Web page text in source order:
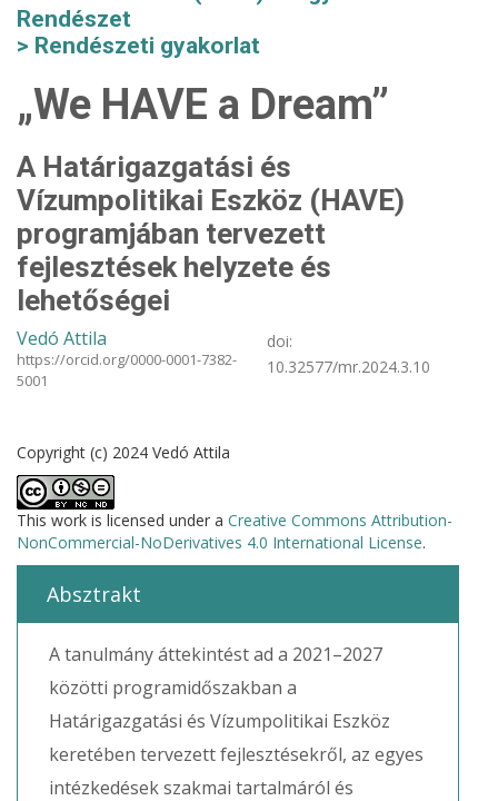
Rendészet
Rendészeti gyakorlat
„We HAVE a Dream”
A Határigazgatási és
Vízumpolitikai Eszköz (HAVE)
programjában tervezett
fejlesztések helyzete és
lehetőségei
Vedó Attila
https://orcid.org/0000-0001-7382-
5001
doi:
10.32577/mr.2024.3.10
Copyright (c) 2024 Vedó Attila
This work is licensed under a Creative Commons Attribution-
NonCommercial-NoDerivatives 4.0 International License.
Absztrakt
A tanulmány áttekintést ad a 2021–2027
közötti programidőszakban a
Határigazgatási és Vízumpolitikai Eszköz
keretében tervezett fejlesztésekről, az egyes
intézkedések szakmai tartalmáról és